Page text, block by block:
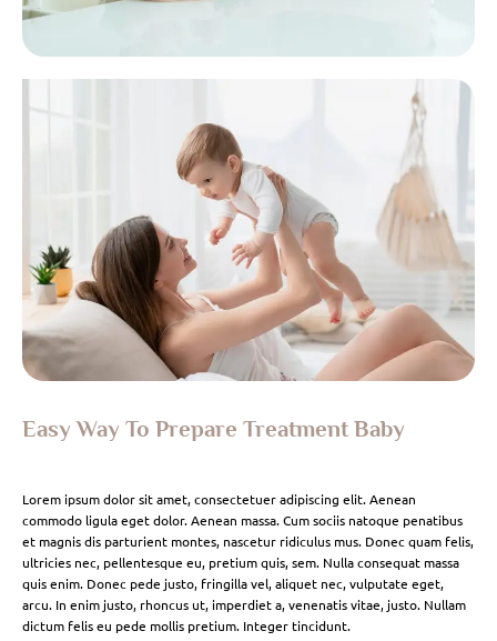
Easy Way To Prepare Treatment Baby
Lorem ipsum dolor sit amet, consectetuer adipiscing elit. Aenean
commodo ligula eget dolor. Aenean massa. Cum sociis natoque penatibus
et magnis dis parturient montes, nascetur ridiculus mus. Donec quam felis,
ultricies nec, pellentesque eu, pretium quis, sem. Nulla consequat massa
quis enim. Donec pede justo, fringilla vel, aliquet nec, vulputate eget,
arcu. In enim justo, rhoncus ut, imperdiet a, venenatis vitae, justo. Nullam
dictum felis eu pede mollis pretium. Integer tincidunt.